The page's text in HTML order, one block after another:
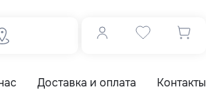
Доставка и оплата Контакты